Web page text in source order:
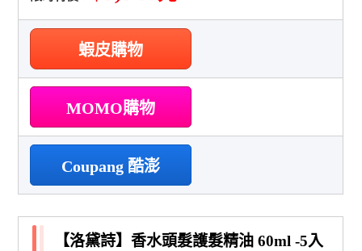
蝦皮購物
MOMO購物
Coupang 酷澎
【洛黛詩】香水頭髮護髮精油 60ml -5入